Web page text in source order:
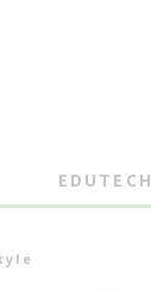
EDUTECH